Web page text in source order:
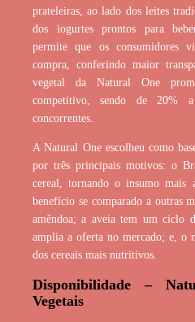
prateleiras, ao lado dos leites
dos iogurtes prontos para
permite que os consumidores
compra, conferindo maior
vegetal da Natural One
competitivo, sendo de 20%
concorrentes.
A Natural One escolheu como
por três principais motivos: o
cereal, tornando o insumo mais
benefício se comparado a outras
amêndoa; a aveia tem um ciclo
amplia a oferta no mercado; e, o
dos cereais mais nutritivos.
Disponibilidade –
Vegetais